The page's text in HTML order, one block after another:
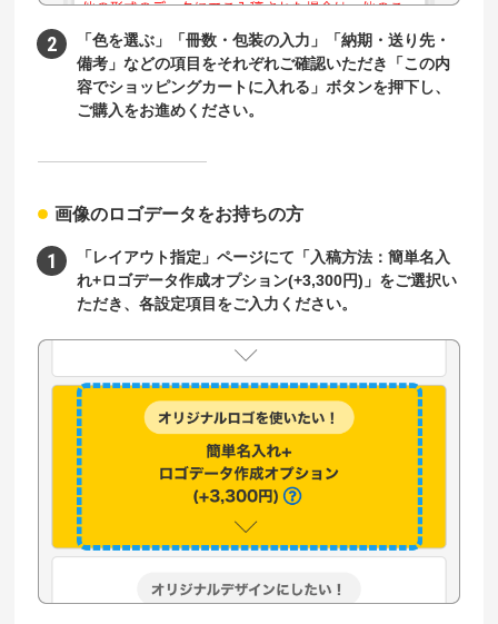
「色を選ぶ」「冊数・包装の入力」「納期・送り先・
備考」などの項目をそれぞれご確認いただき「この内
容でショッピングカートに入れる」ボタンを押下し、
ご購入をお進めください。
画像のロゴデータをお持ちの方
「レイアウト指定」ページにて「入稿方法：簡単名入
れ+ロゴデータ作成オプション(+3,300円)」をご選択い
ただき、各設定項目をご入力ください。